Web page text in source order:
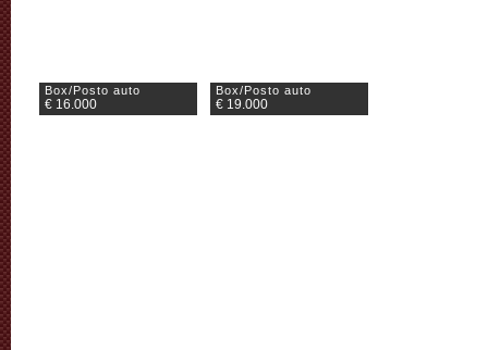
Box/Posto auto
€ 16.000
Box/Posto auto
€ 19.000